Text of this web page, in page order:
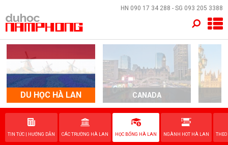
HN 090 17 34 288 - SG 093 205 3388
DU HỌC HÀ LAN CANADA
TIN TỨC | HƯỚNG DẪN CÁC TRƯỜNG HÀ LAN HỌC BỔNG HÀ LAN NGÀNH HOT HÀ LAN
×
TRANG CHỦ
QUỐC GIA
EVENTS
DỊCH VỤ
VỀ NAM PHONG